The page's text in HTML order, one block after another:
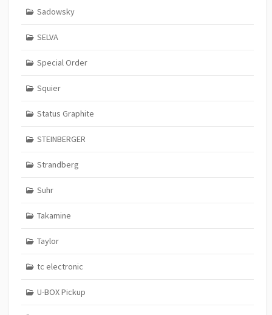
Sadowsky
SELVA
Special Order
Squier
Status Graphite
STEINBERGER
Strandberg
Suhr
Takamine
Taylor
tc electronic
U-BOX Pickup